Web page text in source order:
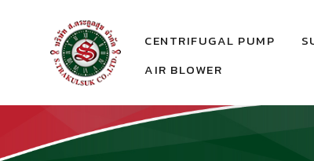
CENTRIFUGAL PUMP
AIR BLOWER